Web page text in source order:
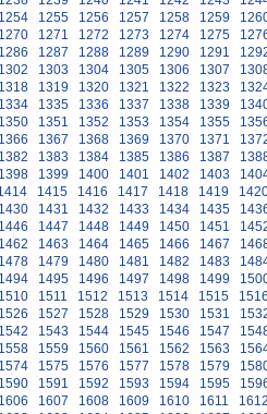
1254 1255 1256 1257 1258 1259
1270 1271 1272 1273 1274 1275
1286 1287 1288 1289 1290 1291
1302 1303 1304 1305 1306 1307
1318 1319 1320 1321 1322 1323
1334 1335 1336 1337 1338 1339
1350 1351 1352 1353 1354 1355
1366 1367 1368 1369 1370 1371
1382 1383 1384 1385 1386 1387
1398 1399 1400 1401 1402 1403
1415 1416 1417 1418 1419
1430 1431 1432 1433 1434 1435
1446 1447 1448 1449 1450 1451
1462 1463 1464 1465 1466 1467
1478 1479 1480 1481 1482 1483
1494 1495 1496 1497 1498 1499
1510 1511 1512 1513 1514 1515
1526 1527 1528 1529 1530 1531
1542 1543 1544 1545 1546 1547
1558 1559 1560 1561 1562 1563
1574 1575 1576 1577 1578 1579
1590 1591 1592 1593 1594 1595
1606 1607 1608 1609 1610 1611